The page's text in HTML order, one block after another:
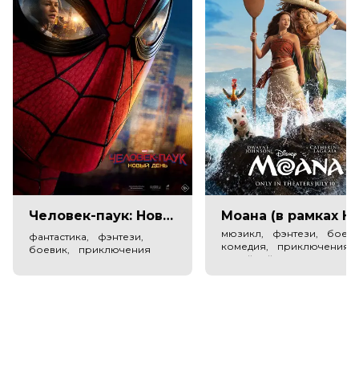
популярность стремительно растёт, теперь Джек
рискует потерять Элли — единственного человека,
всегда верившего в него...
Оценка 6.9/ 10 (43 981 голос)
6.8/ 10 (184 000 голосов)
Год
2019
Страна
Великобритания, Китай, Россия
Слоган
«Мир забыл про The Beatles. Но
только не Джек…»
Режиссер
Дэнни Бойл
Актеры
Химеш Патель, Лили Джеймс, Софи
Сайал, Гарри Мишель, Винсент
Франклин, Джоэль Фрай, Michael
Kiwanuka, Karma Sood
Бернард Беллью, Тим Беван, Дэнни
Человек-паук: Новый день (в рамках Киноклуба) (12+)
фантастика, фэнтези,
боевик, приключения
мюзикл, фэнтези,
комедия, приключения,
семейный